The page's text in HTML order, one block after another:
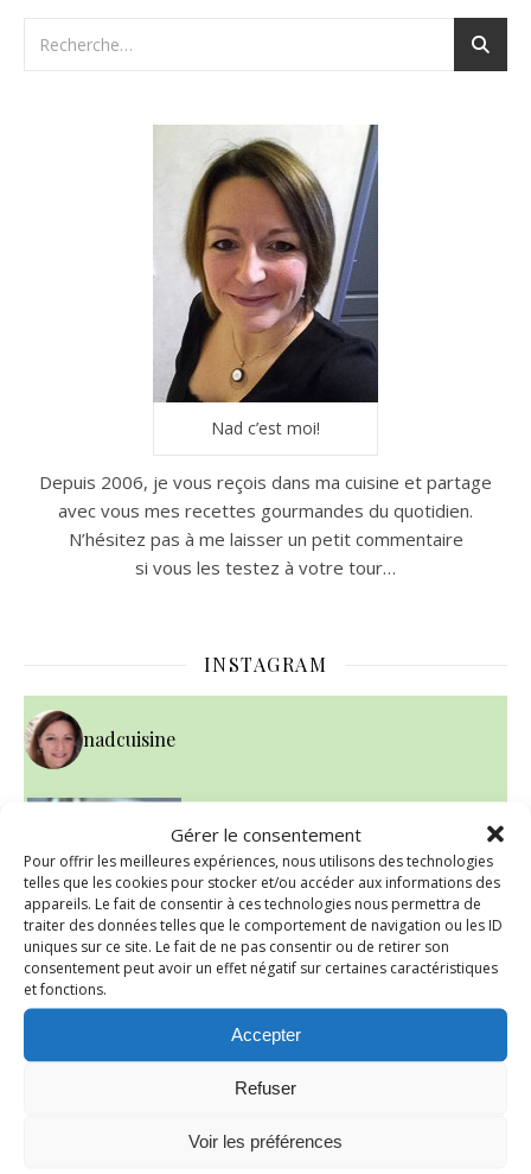
Gérer le consentement
Pour offrir les meilleures expériences, nous utilisons des technologies
telles que les cookies pour stocker et/ou accéder aux informations des
appareils. Le fait de consentir à ces technologies nous permettra de
traiter des données telles que le comportement de navigation ou les ID
uniques sur ce site. Le fait de ne pas consentir ou de retirer son
consentement peut avoir un effet négatif sur certaines caractéristiques
et fonctions.
Accepter
Refuser
Voir les préférences
Nad c’est moi!
Depuis 2006, je vous reçois dans ma cuisine et partage
avec vous mes recettes gourmandes du quotidien.
N’hésitez pas à me laisser un petit commentaire
si vous les testez à votre tour…
INSTAGRAM
nadcuisine